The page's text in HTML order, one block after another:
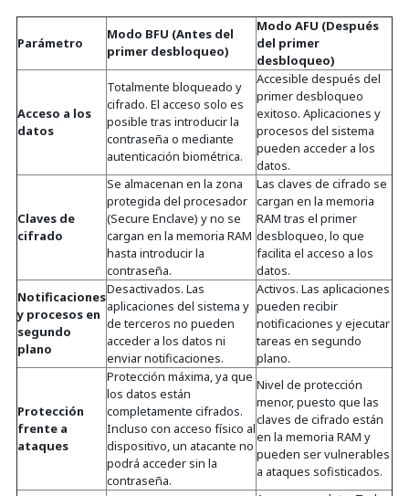
Parámetro
Modo BFU (Antes del
primer desbloqueo)
Modo AFU (Después
del primer
desbloqueo)
Acceso a los
datos
Totalmente bloqueado y
cifrado. El acceso solo es
posible tras introducir la
contraseña o mediante
autenticación biométrica.
Accesible después del
primer desbloqueo
exitoso. Aplicaciones y
procesos del sistema
pueden acceder a los
datos.
Claves de
cifrado
Se almacenan en la zona
protegida del procesador
(Secure Enclave) y no se
cargan en la memoria RAM
hasta introducir la
contraseña.
Las claves de cifrado se
cargan en la memoria
RAM tras el primer
desbloqueo, lo que
facilita el acceso a los
datos.
Notificaciones
y procesos en
segundo
plano
Desactivados. Las
aplicaciones del sistema y
de terceros no pueden
acceder a los datos ni
enviar notificaciones.
Activos. Las aplicaciones
pueden recibir
notificaciones y ejecutar
tareas en segundo
plano.
Protección
frente a
ataques
Protección máxima, ya que
los datos están
completamente cifrados.
Incluso con acceso físico al
dispositivo, un atacante no
podrá acceder sin la
contraseña.
Nivel de protección
menor, puesto que las
claves de cifrado están
en la memoria RAM y
pueden ser vulnerables
a ataques sofisticados.